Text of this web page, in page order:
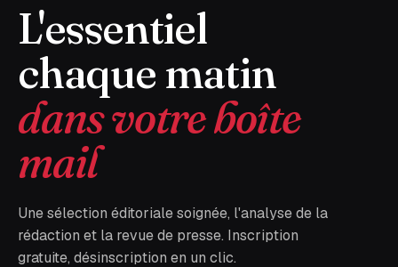
L'essentiel
chaque matin
dans votre boîte
mail
Une sélection éditoriale soignée, l'analyse de la
rédaction et la revue de presse. Inscription
gratuite, désinscription en un clic.